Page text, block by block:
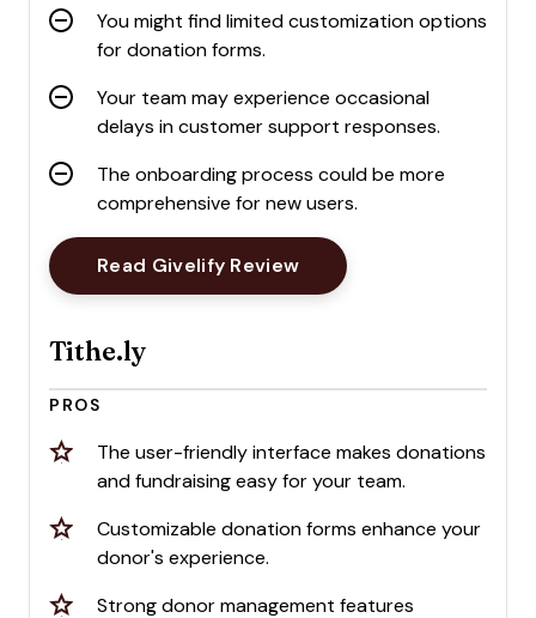
You might find limited customization options
for donation forms.
Your team may experience occasional
delays in customer support responses.
The onboarding process could be more
comprehensive for new users.
Read Givelify ReviewOpens New Window
Tithe.ly
PROS
The user-friendly interface makes donations
and fundraising easy for your team.
Customizable donation forms enhance your
donor's experience.
Strong donor management features